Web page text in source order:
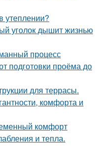
утеплении?
уголок дышит жизнью
процесс
подготовки проёма до
для террасы.
комфорта и
комфорт
и тепла.